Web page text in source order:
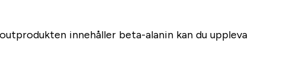
innehåller beta-alanin kan du uppleva